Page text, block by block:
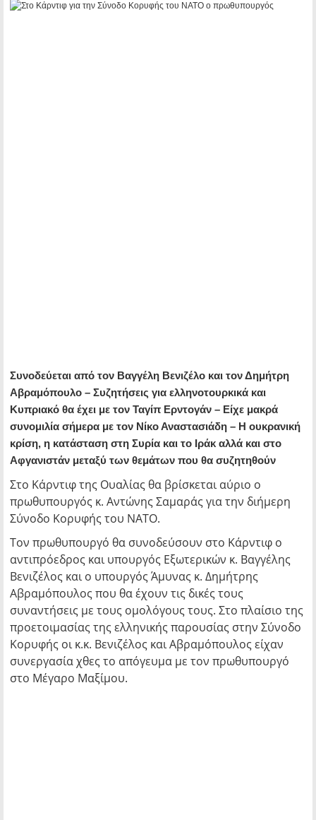
Συνοδεύεται από τον Βαγγέλη Βενιζέλο και τον Δημήτρη
Αβραμόπουλο – Συζητήσεις για ελληνοτουρκικά και
Κυπριακό θα έχει με τον Ταγίπ Ερντογάν – Είχε μακρά
συνομιλία σήμερα με τον Νίκο Αναστασιάδη – Η ουκρανική
κρίση, η κατάσταση στη Συρία και το Ιράκ αλλά και στο
Αφγανιστάν μεταξύ των θεμάτων που θα συζητηθούν
Στο Κάρντιφ της Ουαλίας θα βρίσκεται αύριο ο
πρωθυπουργός κ. Αντώνης Σαμαράς για την διήμερη
Σύνοδο Κορυφής του ΝΑΤΟ.
Τον πρωθυπουργό θα συνοδεύσουν στο Κάρντιφ ο
αντιπρόεδρος και υπουργός Εξωτερικών κ. Βαγγέλης
Βενιζέλος και ο υπουργός Άμυνας κ. Δημήτρης
Αβραμόπουλος που θα έχουν τις δικές τους
συναντήσεις με τους ομολόγους τους. Στο πλαίσιο της
προετοιμασίας της ελληνικής παρουσίας στην Σύνοδο
Κορυφής οι κ.κ. Βενιζέλος και Αβραμόπουλος είχαν
συνεργασία χθες το απόγευμα με τον πρωθυπουργό
στο Μέγαρο Μαξίμου.